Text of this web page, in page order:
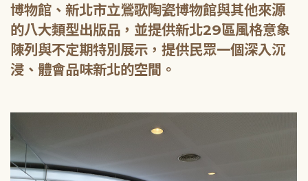
博物館、新北市立鶯歌陶瓷博物館與其他來源
的八大類型出版品，並提供新北29區風格意象
陳列與不定期特別展示，提供民眾一個深入沉
浸、體會品味新北的空間。